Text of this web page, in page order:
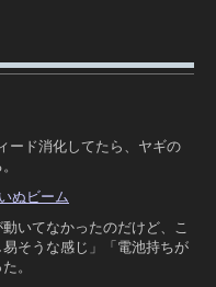
ード消化してたら、ヤギの
ぬビーム
いてなかったのだけど、こ
そうな感じ」「電池持ちが
。